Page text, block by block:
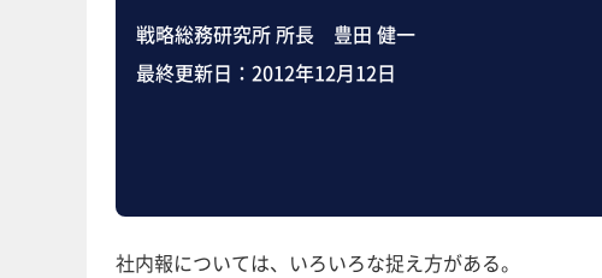
戦略総務研究所 所長 豊田 健一
最終更新日： 2012年12月12日
社内報については、いろいろな捉え方がある。